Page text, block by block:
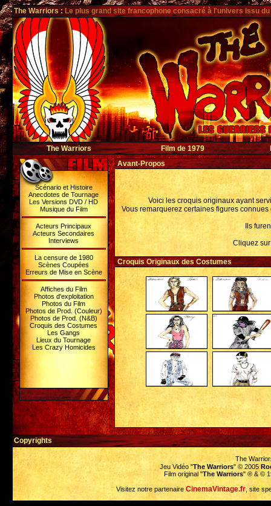
The Warriors: Le plus grand site francophone consacré à l'univers issu
The Warriors Film de 1979
Scénario et Histoire
Anecdotes de Tournage
Les Versions DVD / HD
Musique du Film
Acteurs Principaux
Acteurs Secondaires
Interviews
La censure de 1980
Scènes Coupées
Erreurs de Mise en Scène
Affiches du Film
Photos d'exploitation
Photos du Film
Photos de Prod. (Couleur)
Photos de Prod. (N&B)
Croquis des Costumes
Les Gangs
Lieux du Tournage
Les Crazy Homicides
Avant-Propos
Voici les croquis originaux ayant
Vous remarquerez certaines figures
Ils
Cliquez
Croquis Originaux des Costumes
Copyrights
The
Jeu Vidéo "The Warriors" © 2005
Film original "The Warriors" ® & ©
Visitez notre partenaire CinemaVintage.fr, site